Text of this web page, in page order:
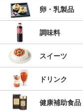
卵・乳製品
調味料
スイーツ
ドリンク
健康補助食品